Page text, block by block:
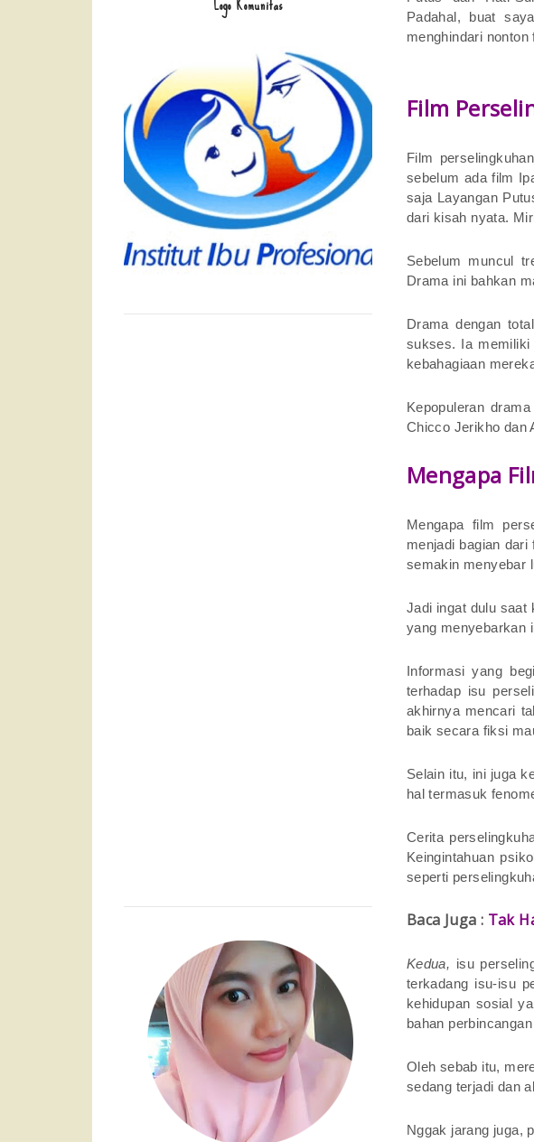
Padahal, buat
menghindari
Film
Film
sebelum ada film
saja Layangan
dari kisah nyata.
Sebelum muncul
Drama ini bahkan
Drama dengan
sukses. Ia memiliki
kebahagiaan
Kepopuleran
Chicco Jerikho dan
Mengapa
Mengapa film
menjadi bagian
semakin menyebar
Jadi ingat dulu saat
yang menyebarkan
Informasi yang
terhadap isu
akhirnya mencari
baik secara fiksi
Selain itu, ini juga
hal termasuk
Cerita
Keingintahuan
seperti
Baca Juga : Tak
Kedua, isu
terkadang isu-isu
kehidupan sosial
bahan
Oleh sebab itu,
sedang terjadi dan
Nggak jarang juga,